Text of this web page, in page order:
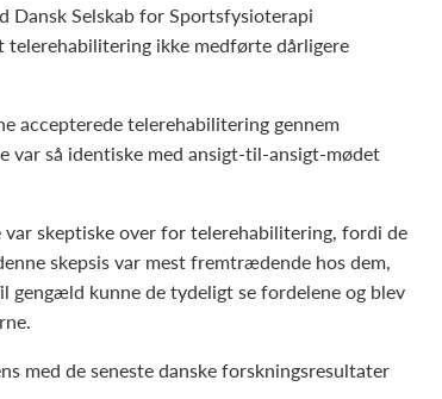
Dansk Selskab for Sportsfysioterapi
telerehabilitering ikke medførte dårligere
accepterede telerehabilitering gennem
var så identiske med ansigt-til-ansigt-mødet
skeptiske over for telerehabilitering, fordi de
skepsis var mest fremtrædende hos dem,
kunne de tydeligt se fordelene og blev
med de seneste danske forskningsresultater